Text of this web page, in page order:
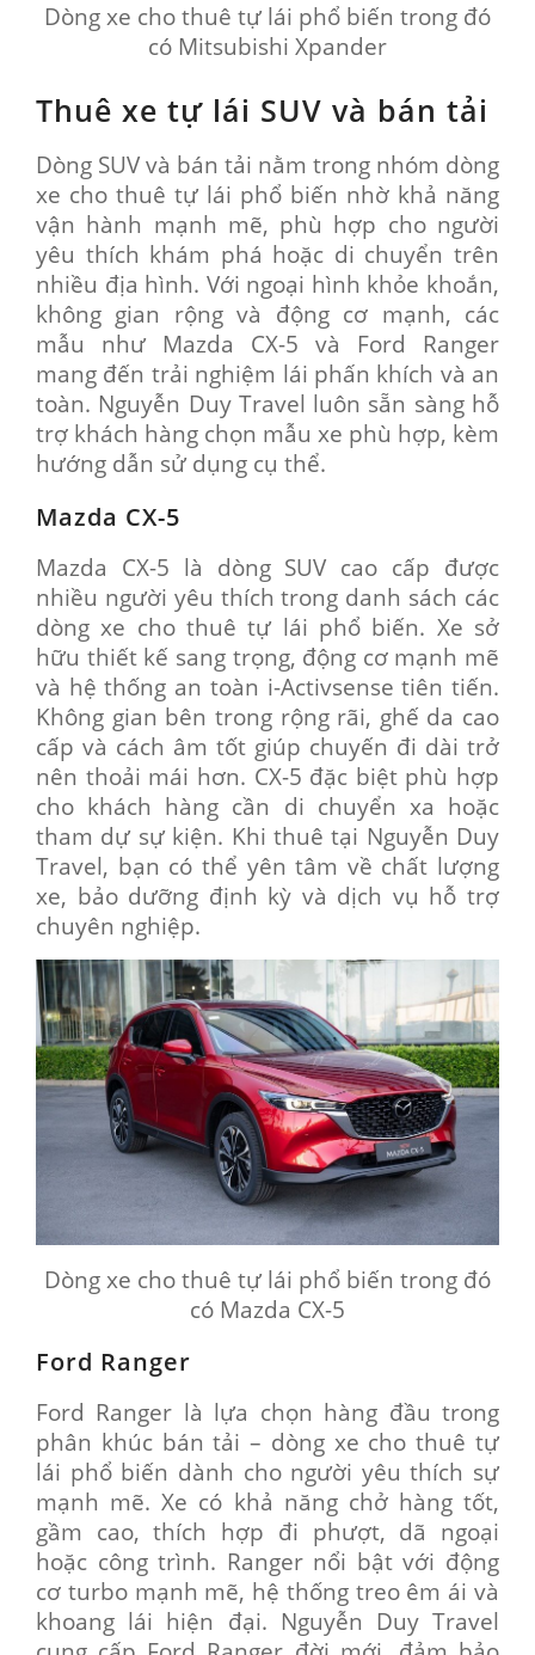
Dòng xe cho thuê tự lái phổ biến trong đó
có Mitsubishi Xpander
Thuê xe tự lái SUV và bán tải
Dòng SUV và bán tải nằm trong nhóm dòng
xe cho thuê tự lái phổ biến nhờ khả năng
vận hành mạnh mẽ, phù hợp cho người
yêu thích khám phá hoặc di chuyển trên
nhiều địa hình. Với ngoại hình khỏe khoắn,
không gian rộng và động cơ mạnh, các
mẫu như Mazda CX-5 và Ford Ranger
mang đến trải nghiệm lái phấn khích và an
toàn. Nguyễn Duy Travel luôn sẵn sàng hỗ
trợ khách hàng chọn mẫu xe phù hợp, kèm
hướng dẫn sử dụng cụ thể.
Mazda CX-5
Mazda CX-5 là dòng SUV cao cấp được
nhiều người yêu thích trong danh sách các
dòng xe cho thuê tự lái phổ biến. Xe sở
hữu thiết kế sang trọng, động cơ mạnh mẽ
và hệ thống an toàn i-Activsense tiên tiến.
Không gian bên trong rộng rãi, ghế da cao
cấp và cách âm tốt giúp chuyến đi dài trở
nên thoải mái hơn. CX-5 đặc biệt phù hợp
cho khách hàng cần di chuyển xa hoặc
tham dự sự kiện. Khi thuê tại Nguyễn Duy
Travel, bạn có thể yên tâm về chất lượng
xe, bảo dưỡng định kỳ và dịch vụ hỗ trợ
chuyên nghiệp.
Dòng xe cho thuê tự lái phổ biến trong đó
có Mazda CX-5
Ford Ranger
Ford Ranger là lựa chọn hàng đầu trong
phân khúc bán tải – dòng xe cho thuê tự
lái phổ biến dành cho người yêu thích sự
mạnh mẽ. Xe có khả năng chở hàng tốt,
gầm cao, thích hợp đi phượt, dã ngoại
hoặc công trình. Ranger nổi bật với động
cơ turbo mạnh mẽ, hệ thống treo êm ái và
khoang lái hiện đại. Nguyễn Duy Travel